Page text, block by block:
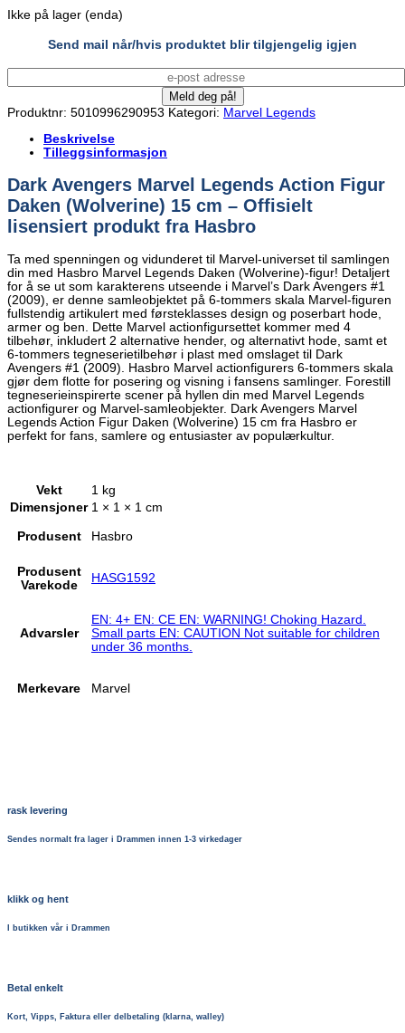
Ikke på lager (enda)
Send mail når/hvis produktet blir tilgjengelig igjen
Produktnr: 5010996290953 Kategori: Marvel Legends
Beskrivelse
Tilleggsinformasjon
Dark Avengers Marvel Legends Action Figur
Daken (Wolverine) 15 cm – Offisielt
lisensiert produkt fra Hasbro
Ta med spenningen og vidunderet til Marvel-universet til samlingen
din med Hasbro Marvel Legends Daken (Wolverine)-figur! Detaljert
for å se ut som karakterens utseende i Marvel’s Dark Avengers #1
(2009), er denne samleobjektet på 6-tommers skala Marvel-figuren
fullstendig artikulert med førsteklasses design og poserbart hode,
armer og ben. Dette Marvel actionfigursettet kommer med 4
tilbehør, inkludert 2 alternative hender, og alternativt hode, samt et
6-tommers tegneserietilbehør i plast med omslaget til Dark
Avengers #1 (2009). Hasbro Marvel actionfigurers 6-tommers skala
gjør dem flotte for posering og visning i fansens samlinger. Forestill
tegneserieinspirerte scener på hyllen din med Marvel Legends
actionfigurer og Marvel-samleobjekter. Dark Avengers Marvel
Legends Action Figur Daken (Wolverine) 15 cm fra Hasbro er
perfekt for fans, samlere og entusiaster av populærkultur.
Vekt
1 kg
Dimensjoner 1 × 1 × 1 cm
Produsent Hasbro
Produsent
Varekode
HASG1592
Advarsler
EN: 4+ EN: CE EN: WARNING! Choking Hazard.
Small parts EN: CAUTION Not suitable for children
under 36 months.
Merkevare Marvel
rask levering
Sendes normalt fra lager i Drammen innen 1-3 virkedager
klikk og hent
I butikken vår i Drammen
Betal enkelt
Kort, Vipps, Faktura eller delbetaling (klarna, walley)